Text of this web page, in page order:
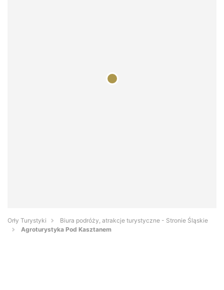
Orły Turystyki
Biura podróży, atrakcje turystyczne - Stronie Śląskie
Agroturystyka Pod Kasztanem